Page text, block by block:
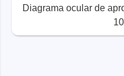
Diagrama ocular de